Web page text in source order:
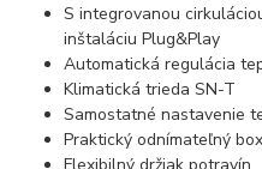
S integrovanou
inštaláciu Plug&Play
Automatická regulácia
Klimatická trieda SN-T
Samostatné nastavenie
Praktický odnímateľný box
Flexibilný držiak potravín